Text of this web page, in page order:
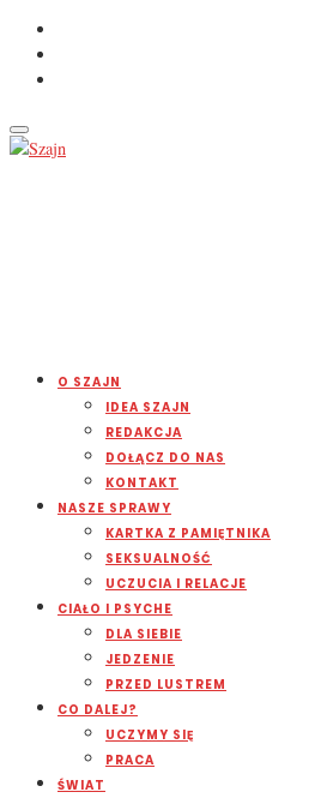
O SZAJN
IDEA SZAJN
REDAKCJA
DOŁĄCZ DO NAS
KONTAKT
NASZE SPRAWY
KARTKA Z PAMIĘTNIKA
SEKSUALNOŚĆ
UCZUCIA I RELACJE
CIAŁO I PSYCHE
DLA SIEBIE
JEDZENIE
PRZED LUSTREM
CO DALEJ?
UCZYMY SIĘ
PRACA
ŚWIAT